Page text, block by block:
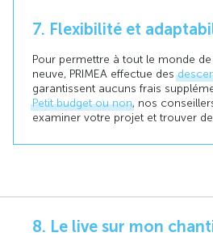
7. Flexibilité et
Pour permettre à tout le monde
neuve, PRIMEA effectue des
garantissent aucuns frais
Petit budget ou non, nos
examiner votre projet et trouver
8. Le live sur mon